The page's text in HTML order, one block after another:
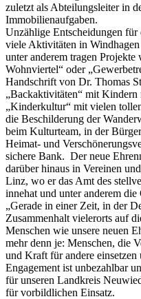
zuletzt als Abteilungsleiter in
Immobilienaufgaben.
Unzählige Entscheidungen
viele Aktivitäten in
unter anderem tragen
Wohnviertel“ oder
Handschrift von Dr. Thomas
„Backaktivitäten“ mit Kindern
„Kinderkultur“ mit vielen
die Beschilderung der
beim Kulturteam, in der
Heimat- und
sichere Bank. Der neue
darüber hinaus in Vereinen
Linz, wo er das Amt des
innehat und unter anderem
„Gerade in einer Zeit, in der
Zusammenhalt vielerorts auf
Menschen wie unsere neuen
mehr denn je: Menschen, die
und Kraft für andere
Engagement ist unbezahlbar
für unseren Landkreis
für vorbildlichen Einsatz.